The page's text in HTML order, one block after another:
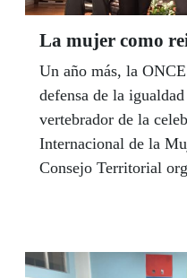
aguardando en la
sexo de su segundo
La mujer como
Un año más, la
defensa de la
vertebrador de la
Internacional de la
Consejo Territorial
denominador común